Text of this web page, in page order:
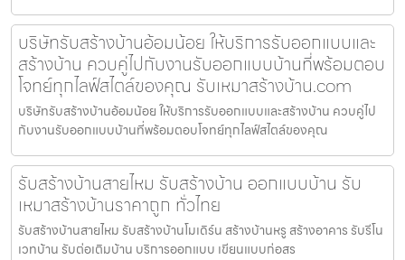
บริษัทรับสร้างบ้านอ้อมน้อย ให้บริการรับออกแบบและ
สร้างบ้าน ควบคู่ไปกับงานรับออกแบบบ้านที่พร้อมตอบ
โจทย์ทุกไลฟ์สไตล์ของคุณ รับเหมาสร้างบ้าน.com
บริษัทรับสร้างบ้านอ้อมน้อย ให้บริการรับออกแบบและสร้างบ้าน ควบคู่ไป
กับงานรับออกแบบบ้านที่พร้อมตอบโจทย์ทุกไลฟ์สไตล์ของคุณ
รับสร้างบ้านสายไหม รับสร้างบ้าน ออกแบบบ้าน รับ
เหมาสร้างบ้านราคาถูก ทั่วไทย
รับสร้างบ้านสายไหม รับสร้างบ้านโมเดิร์น สร้างบ้านหรู สร้างอาคาร รับรีโน
เวทบ้าน รับต่อเติมบ้าน บริการออกแบบ เขียนแบบก่อสร